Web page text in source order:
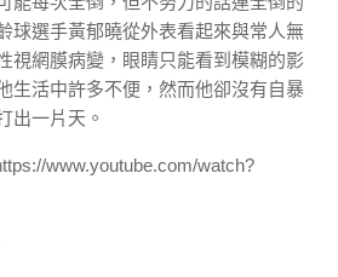
球選手黃郁曉從外表看起來與常人無
視網膜病變，眼睛只能看到模糊的影
生活中許多不便，然而他卻沒有自暴
出一片天。
www.youtube.com/watch?